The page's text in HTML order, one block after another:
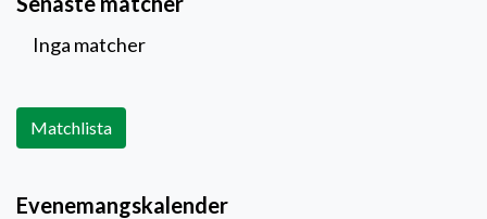
Inga matcher
Matchlista
Evenemangskalender